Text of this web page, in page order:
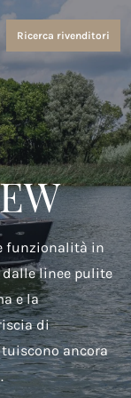
Ricerca rivenditori
funzionalità in
linee pulite
e la
di
ancora